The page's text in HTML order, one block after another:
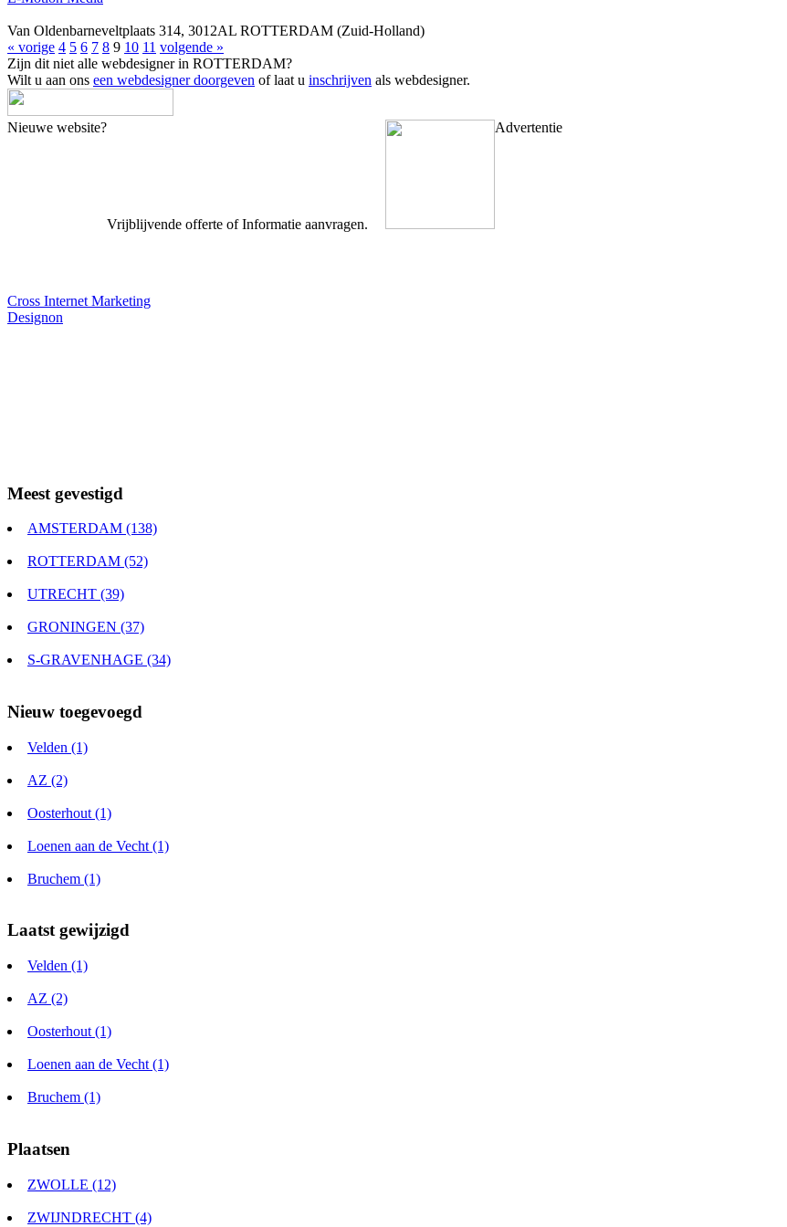
Van Oldenbarneveltplaats 314, 3012AL ROTTERDAM (Zuid-Holland)
« vorige 4 5 6 7 8 9 10 11 volgende »
Zijn dit niet alle webdesigner in ROTTERDAM?
Wilt u aan ons een webdesigner doorgeven of laat u inschrijven als webdesigner.
Nieuwe website?
Vrijblijvende offerte of Informatie aanvragen.
Advertentie
Cross Internet Marketing
Designon
Meest gevestigd
AMSTERDAM (138)
ROTTERDAM (52)
UTRECHT (39)
GRONINGEN (37)
S-GRAVENHAGE (34)
Nieuw toegevoegd
Velden (1)
AZ (2)
Oosterhout (1)
Loenen aan de Vecht (1)
Bruchem (1)
Laatst gewijzigd
Velden (1)
AZ (2)
Oosterhout (1)
Loenen aan de Vecht (1)
Bruchem (1)
Plaatsen
ZWOLLE (12)
ZWIJNDRECHT (4)